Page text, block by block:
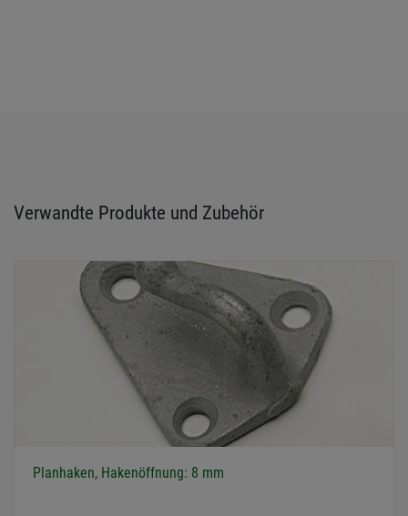
Verwandte Produkte und Zubehör
Planhaken, Hakenöffnung: 8 mm